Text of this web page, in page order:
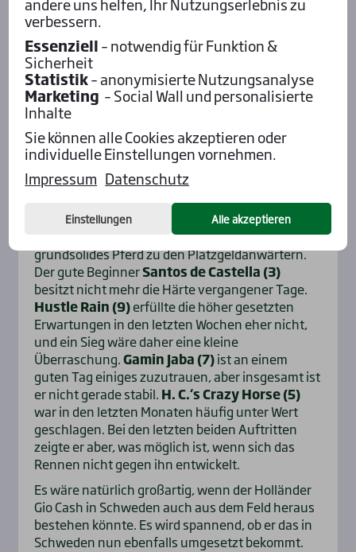
sogar mit seinem Trainer Daniel Reden eine hoch
dotierte Prüfung. Der Amerikaner kann hier mit
der äußersten Nummer nicht zufrieden sein, er
wird unterwegs wohl harte Arbeit verrichten
müssten. Gut in der Partie stehtHades de
Vandel (4) , der zuletzt aus der Todesspur auf
einen starken Piloten traf und dann in der Distanz
über den längeren Weg zurückstecken musste.
Cash Bank Bigi (1)sorgte beim vorletzten Start
gegen einen schwächelnden Francesco Zet für
einen Paukenschlag und unterstrich mit seinem
dritten Platz danach seinen Aufwärtstrend.
Crepe Match (2)
kommt aus leichteren
Prüfungen aus Finnland, und er zählt als
grundsolides Pferd zu den Platzgeldanwärtern.
Der gute BeginnerSantos de Castella (3)
besitzt nicht mehr die Härte vergangener Tage.
Hustle Rain (9)erfüllte die höher gesetzten
Erwartungen in den letzten Wochen eher nicht,
und ein Sieg wäre daher eine kleine
Überraschung.Gamin Jaba (7)ist an einem
guten Tag einiges zuzutrauen, aber insgesamt ist
er nicht gerade stabil. H. C.‘s Crazy Horse (5)
war in den letzten Monaten häufig unter Wert
geschlagen. Bei den letzten beiden Auftritten
zeigte er aber, was möglich ist, wenn sich das
Rennen nicht gegen ihn entwickelt.
Es wäre natürlich großartig, wenn der Holländer
Gio Cash in Schweden auch aus dem Feld heraus
bestehen könnte. Es wird spannend, ob er das in
Schweden nun ebenfalls umgesetzt bekommt.
verbessern.
Essenziell– notwendig für Funktion &
Sicherheit
Statistik– anonymisierte Nutzungsanalyse
Marketing – Social Wall und personalisierte
Inhalte
Sie können alle Cookies akzeptieren oder
individuelle Einstellungen vornehmen.
Impressum Datenschutz
Einstellungen Alle akzeptieren